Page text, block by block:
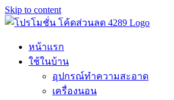
Skip to content
หน้าแรก
ใช้ในบ้าน
อุปกรณ์ทำความสะอาด
เครื่องนอน